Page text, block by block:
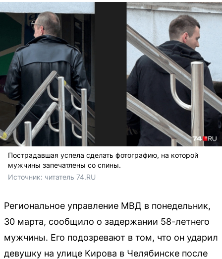
Пострадавшая успела сделать фотографию, на которой
мужчины запечатлены со спины.
Источник: читатель 74.RU
Региональное управление МВД в понедельник,
30 марта, сообщило о задержании 58-летнего
мужчины. Его подозревают в том, что он ударил
девушку на улице Кирова в Челябинске после